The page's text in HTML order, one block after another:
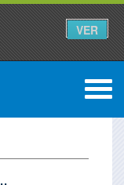
VER
0